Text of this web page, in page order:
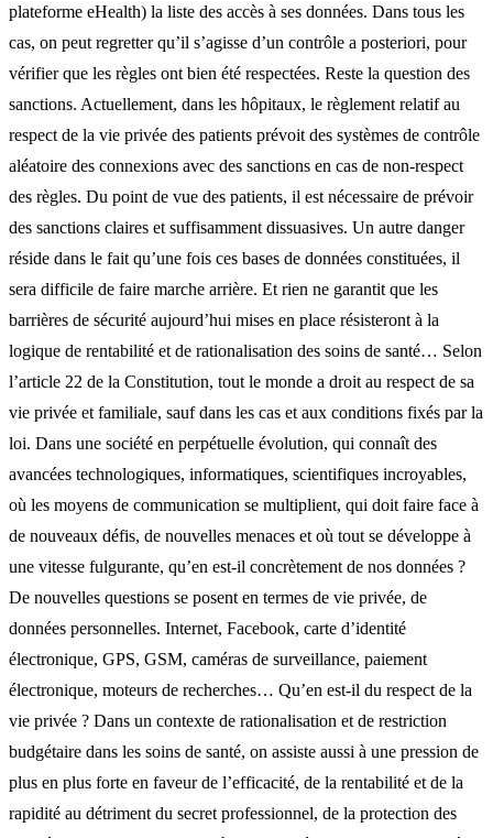
plateforme eHealth) la liste des accès à ses données. Dans tous les
cas, on peut regretter qu’il s’agisse d’un contrôle a posteriori, pour
vérifier que les règles ont bien été respectées. Reste la question des
sanctions. Actuellement, dans les hôpitaux, le règlement relatif au
respect de la vie privée des patients prévoit des systèmes de contrôle
aléatoire des connexions avec des sanctions en cas de non-respect
des règles. Du point de vue des patients, il est nécessaire de prévoir
des sanctions claires et suffisamment dissuasives. Un autre danger
réside dans le fait qu’une fois ces bases de données constituées, il
sera difficile de faire marche arrière. Et rien ne garantit que les
barrières de sécurité aujourd’hui mises en place résisteront à la
logique de rentabilité et de rationalisation des soins de santé… Selon
l’article 22 de la Constitution, tout le monde a droit au respect de sa
vie privée et familiale, sauf dans les cas et aux conditions fixés par la
loi. Dans une société en perpétuelle évolution, qui connaît des
avancées technologiques, informatiques, scientifiques incroyables,
où les moyens de communication se multiplient, qui doit faire face à
de nouveaux défis, de nouvelles menaces et où tout se développe à
une vitesse fulgurante, qu’en est-il concrètement de nos données ?
De nouvelles questions se posent en termes de vie privée, de
données personnelles. Internet, Facebook, carte d’identité
électronique, GPS, GSM, caméras de surveillance, paiement
électronique, moteurs de recherches… Qu’en est-il du respect de la
vie privée ? Dans un contexte de rationalisation et de restriction
budgétaire dans les soins de santé, on assiste aussi à une pression de
plus en plus forte en faveur de l’efficacité, de la rentabilité et de la
rapidité au détriment du secret professionnel, de la protection des